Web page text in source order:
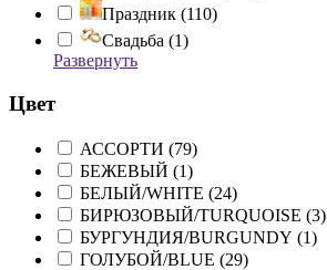
Праздник (110)
Свадьба (1)
Развернуть
Цвет
АССОРТИ (79)
БЕЖЕВЫЙ (1)
БЕЛЫЙ/WHITE (24)
БИРЮЗОВЫЙ/TURQUOISE (3)
БУРГУНДИЯ/BURGUNDY (1)
ГОЛУБОЙ/BLUE (29)